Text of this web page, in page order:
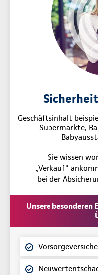
Geschäftsinhalt
Supermärkte,
Sie wissen
„Verkauf“
bei der
Unsere besonderen